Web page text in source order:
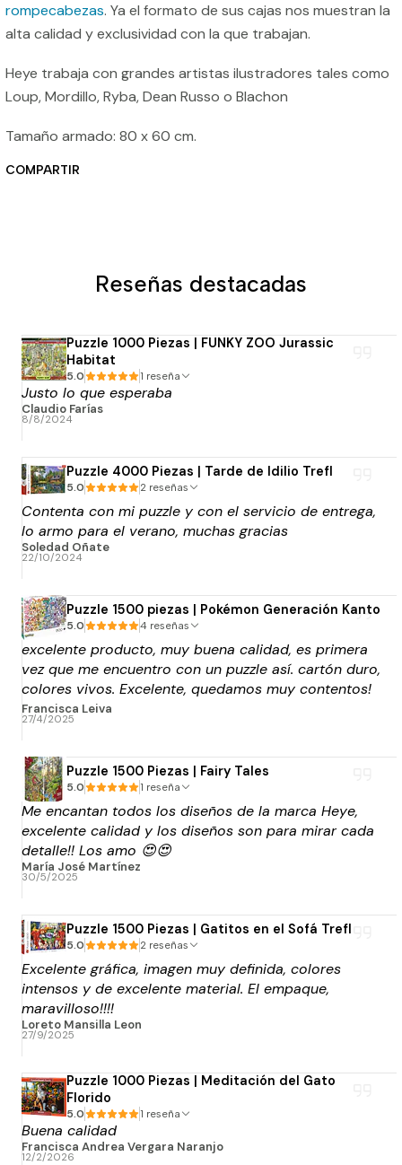
rompecabezas. Ya el formato de sus cajas nos muestran la
alta calidad y exclusividad con la que trabajan.
Heye trabaja con grandes artistas ilustradores tales como
Loup, Mordillo, Ryba, Dean Russo o Blachon
Tamaño armado: 80 x 60 cm.
COMPARTIR
Reseñas destacadas
Puzzle 1000 Piezas | FUNKY ZOO Jurassic
Habitat
5.0 1 reseña
Justo lo que esperaba
Claudio Farías
8/8/2024
Puzzle 4000 Piezas | Tarde de Idilio Trefl
5.0 2 reseñas
Contenta con mi puzzle y con el servicio de entrega,
lo armo para el verano, muchas gracias
Soledad Oñate
22/10/2024
Puzzle 1500 piezas | Pokémon Generación Kanto
5.0 4 reseñas
excelente producto, muy buena calidad, es primera
vez que me encuentro con un puzzle así. cartón duro,
colores vivos. Excelente, quedamos muy contentos!
y la atención tb. Lo compre super encima de la
fecha que lo necesitaba y solicite el envio rápido y
bien. Muchas gracias!
Francisca Leiva
27/4/2025
Puzzle 1500 Piezas | Fairy Tales
5.0 1 reseña
Me encantan todos los diseños de la marca Heye,
excelente calidad y los diseños son para mirar cada
detalle!! Los amo 😍😍
María José Martínez
30/5/2025
Puzzle 1500 Piezas | Gatitos en el Sofá Trefl
5.0 2 reseñas
Excelente gráfica, imagen muy definida, colores
intensos y de excelente material. El empaque,
maravilloso!!!!
Loreto Mansilla Leon
27/9/2025
Puzzle 1000 Piezas | Meditación del Gato
Florido
5.0 1 reseña
Buena calidad
Francisca Andrea Vergara Naranjo
12/2/2026